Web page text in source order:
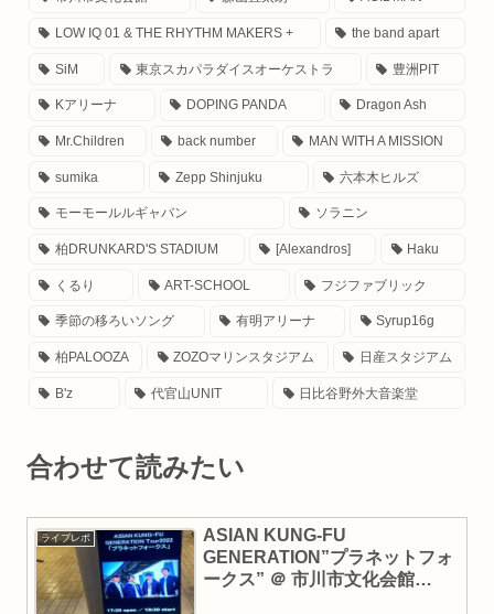
LOW IQ 01 & THE RHYTHM MAKERS + the band apart
SiM 東京スカパラダイスオーケストラ 豊洲PIT
Kアリーナ DOPING PANDA Dragon Ash
Mr.Children back number MAN WITH A MISSION
sumika Zepp Shinjuku 六本木ヒルズ
モーモールルギャバン ソラニン
柏DRUNKARD'S STADIUM [Alexandros] Haku
くるり ART-SCHOOL フジファブリック
季節の移ろいソング 有明アリーナ Syrup16g
柏PALOOZA ZOZOマリンスタジアム 日産スタジアム
B'z 代官山UNIT 日比谷野外大音楽堂
合わせて読みたい
ライブレポ
ASIAN KUNG-FU
GENERATION”プラネットフォ
ークス” ＠ 市川市文化会館